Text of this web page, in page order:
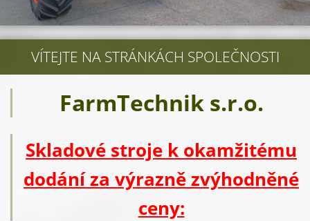
VÍTEJTE NA STRÁNKÁCH SPOLEČNOSTI
FarmTechnik s.r.o.
Skladové stroje k okamžitému
dodání za výrazně zvýhodněné
ceny: